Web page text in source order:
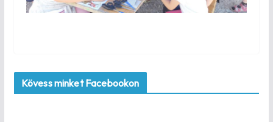
Kövess minket Facebookon